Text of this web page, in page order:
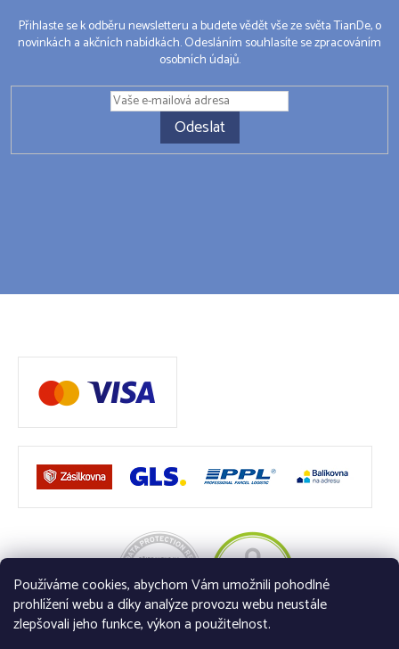
Používáme cookies, abychom Vám umožnili pohodlné
prohlížení webu a díky analýze provozu webu neustále
zlepšovali jeho funkce, výkon a použitelnost.
Přihlaste se k odběru newsletteru a budete vědět vše ze světa TianDe, o
novinkách a akčních nabídkách. Odesláním souhlasíte se zpracováním
osobních údajů.
Odeslat